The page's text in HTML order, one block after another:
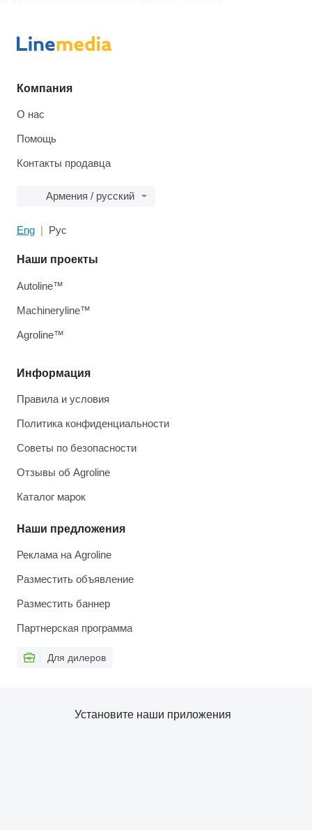
Компания
О нас
Помощь
Контакты продавца
Армения / русский
Eng Рус
Информация
Правила и условия
Политика конфиденциальности
Советы по безопасности
Отзывы об Agroline
Каталог марок
Наши предложения
Реклама на Agroline
Разместить объявление
Разместить баннер
Партнерская программа
Для дилеров
Наши проекты
Autoline™
Machineryline™
Agroline™
Установите наши приложения